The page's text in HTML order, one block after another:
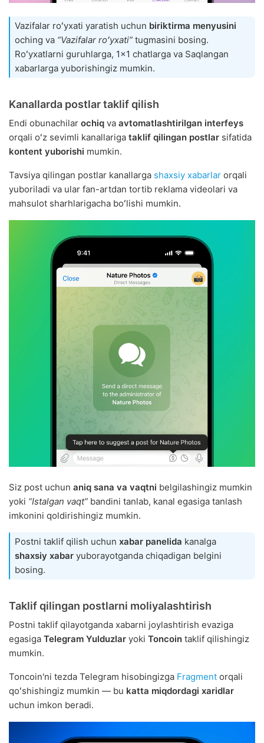
Vazifalar roʻyxati yaratish uchun biriktirma menyusini
oching va “Vazifalar roʻyxati” tugmasini bosing.
Roʻyxatlarni guruhlarga, 1x1 chatlarga va Saqlangan
xabarlarga yuborishingiz mumkin.
Kanallarda postlar taklif qilish
Endi obunachilar ochiq va avtomatlashtirilgan interfeys
orqali oʻz sevimli kanallariga taklif qilingan postlar sifatida
kontent yuborishi mumkin.
Tavsiya qilingan postlar kanallarga shaxsiy xabarlar orqali
yuboriladi va ular fan-artdan tortib reklama videolari va
mahsulot sharhlarigacha boʻlishi mumkin.
Siz post uchun aniq sana va vaqtni belgilashingiz mumkin
yoki “Istalgan vaqt” bandini tanlab, kanal egasiga tanlash
imkonini qoldirishingiz mumkin.
Postni taklif qilish uchun xabar panelida kanalga
shaxsiy xabar yuborayotganda chiqadigan belgini
bosing.
Taklif qilingan postlarni moliyalashtirish
Postni taklif qilayotganda xabarni joylashtirish evaziga
egasiga Telegram Yulduzlar yoki Toncoin taklif qilishingiz
mumkin.
Toncoin'ni tezda Telegram hisobingizga Fragment orqali
qoʻshishingiz mumkin — bu katta miqdordagi xaridlar
uchun imkon beradi.